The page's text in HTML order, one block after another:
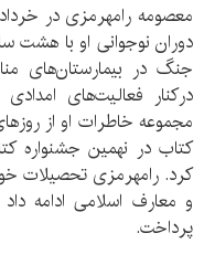
دوران نوجوانی او با
جنگ در بیمارستان‌های
درکنار فعالیت‌های
مجموعه خاطرات او از
کتاب در نهمین جشنواره
کرد. رامهرمزی تحصیلات
و معارف اسلامی ادامه
پرداخت.